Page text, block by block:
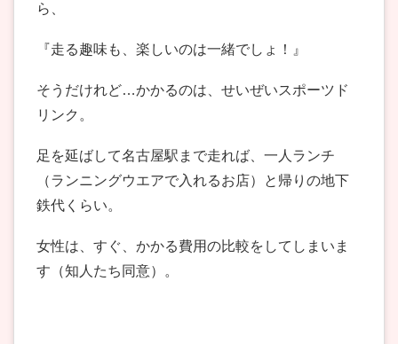
ら、
『走る趣味も、楽しいのは一緒でしょ！』
そうだけれど…かかるのは、せいぜいスポーツド
リンク。
足を延ばして名古屋駅まで走れば、一人ランチ
（ランニングウエアで入れるお店）と帰りの地下
鉄代くらい。
女性は、すぐ、かかる費用の比較をしてしまいま
す（知人たち同意）。